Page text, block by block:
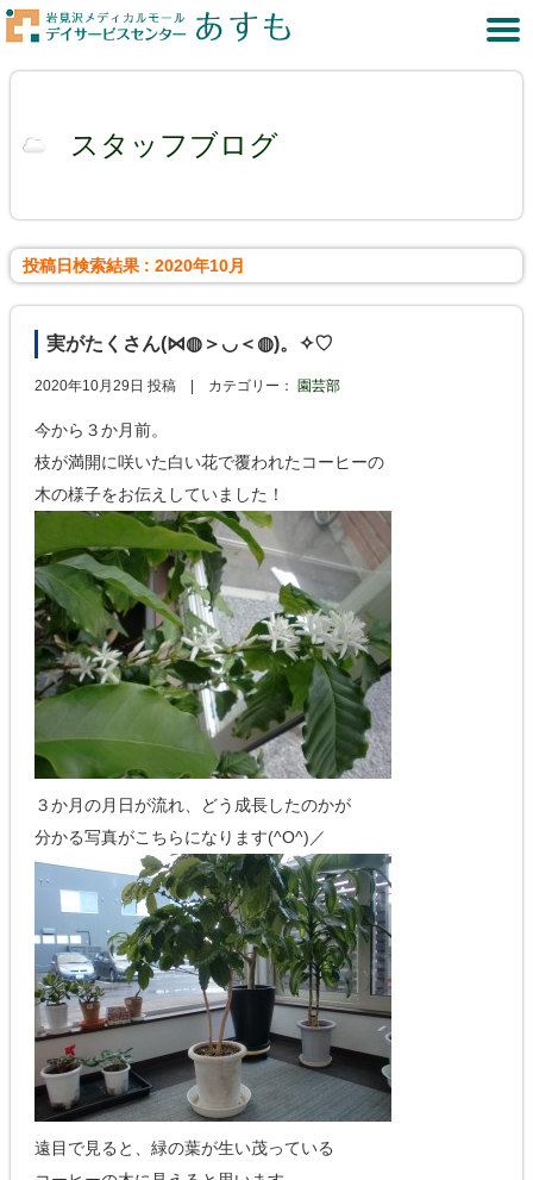
スタッフブログ
投稿日検索結果 : 2020年10月
実がたくさん(⋈◍＞◡＜◍)。✧♡
2020年10月29日 投稿 | カテゴリー： 園芸部
今から３か月前。
枝が満開に咲いた白い花で覆われたコーヒーの
木の様子をお伝えしていました！
３か月の月日が流れ、どう成長したのかが
分かる写真がこちらになります(^O^)／
遠目で見ると、緑の葉が生い茂っている